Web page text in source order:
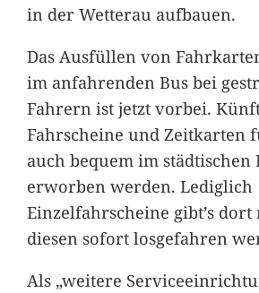
in der Wetterau aufbauen.
Das Ausfüllen von
im anfahrenden Bus bei
Fahrern ist jetzt vorbei.
Fahrscheine und Zeitkarten
auch bequem im
erworben werden. Lediglich
Einzelfahrscheine gibt’s
diesen sofort losgefahren
Als „weitere